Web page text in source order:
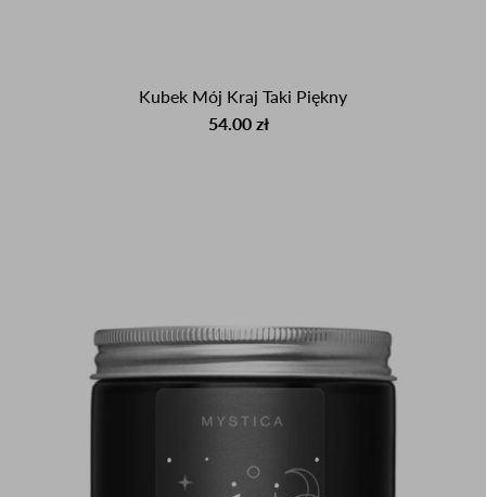
Kubek Mój Kraj Taki Piękny
54.00 zł